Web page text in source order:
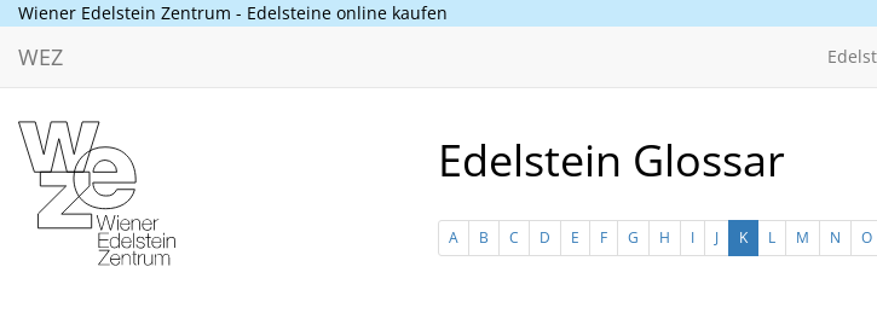
Wiener Edelstein Zentrum - Edelsteine online kaufen
WEZ
Edelstein Glossar
A B C D E F G H I J K L M N O